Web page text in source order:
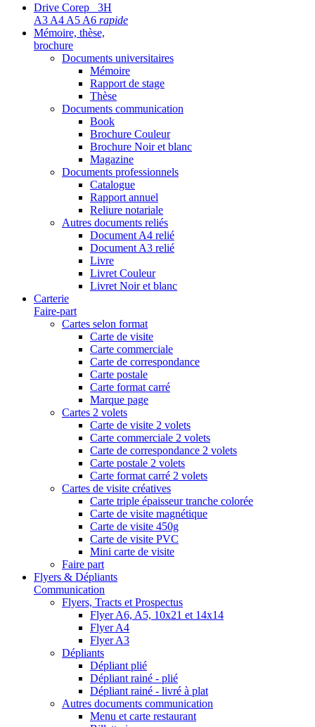
Drive Corep 3H
A3 A4 A5 A6 rapide
Mémoire, thèse,
brochure
Documents universitaires
Mémoire
Rapport de stage
Thèse
Documents communication
Book
Brochure Couleur
Brochure Noir et blanc
Magazine
Documents professionnels
Catalogue
Rapport annuel
Reliure notariale
Autres documents reliés
Document A4 relié
Document A3 relié
Livre
Livret Couleur
Livret Noir et blanc
Carterie
Faire-part
Cartes selon format
Carte de visite
Carte commerciale
Carte de correspondance
Carte postale
Carte format carré
Marque page
Cartes 2 volets
Carte de visite 2 volets
Carte commerciale 2 volets
Carte de correspondance 2 volets
Carte postale 2 volets
Carte format carré 2 volets
Cartes de visite créatives
Carte triple épaisseur tranche colorée
Carte de visite magnétique
Carte de visite 450g
Carte de visite PVC
Mini carte de visite
Faire part
Flyers & Dépliants
Communication
Flyers, Tracts et Prospectus
Flyer A6, A5, 10x21 et 14x14
Flyer A4
Flyer A3
Dépliants
Dépliant plié
Dépliant rainé - plié
Dépliant rainé - livré à plat
Autres documents communication
Menu et carte restaurant